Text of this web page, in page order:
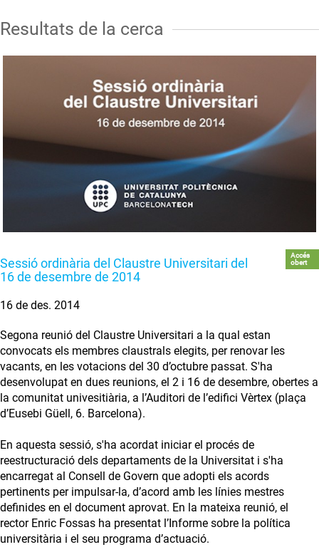
Resultats de la cerca
Sessió ordinària del Claustre Universitari del
16 de desembre de 2014
Accés
obert
16 de des. 2014
Segona reunió del Claustre Universitari a la qual estan
convocats els membres claustrals elegits, per renovar les
vacants, en les votacions del 30 d’octubre passat. S'ha
desenvolupat en dues reunions, el 2 i 16 de desembre, obertes a
la comunitat univesitiària, a l’Auditori de l’edifici Vèrtex (plaça
d’Eusebi Güell, 6. Barcelona).
En aquesta sessió, s'ha acordat iniciar el procés de
reestructuració dels departaments de la Universitat i s'ha
encarregat al Consell de Govern que adopti els acords
pertinents per impulsar-la, d’acord amb les línies mestres
definides en el document aprovat. En la mateixa reunió, el
rector Enric Fossas ha presentat l’Informe sobre la política
universitària i el seu programa d’actuació.